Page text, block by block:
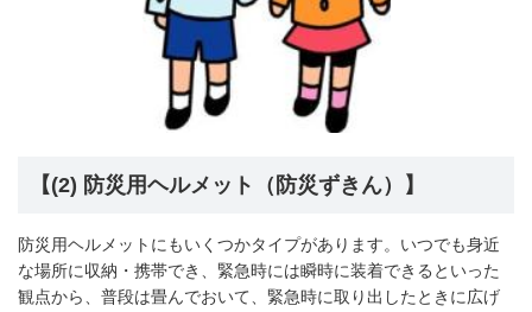
【(2) 防災用ヘルメット（防災ずきん）】
防災用ヘルメットにもいくつかタイプがあります。いつでも身近
な場所に収納・携帯でき、緊急時には瞬時に装着できるといった
観点から、普段は畳んでおいて、緊急時に取り出したときに広げ